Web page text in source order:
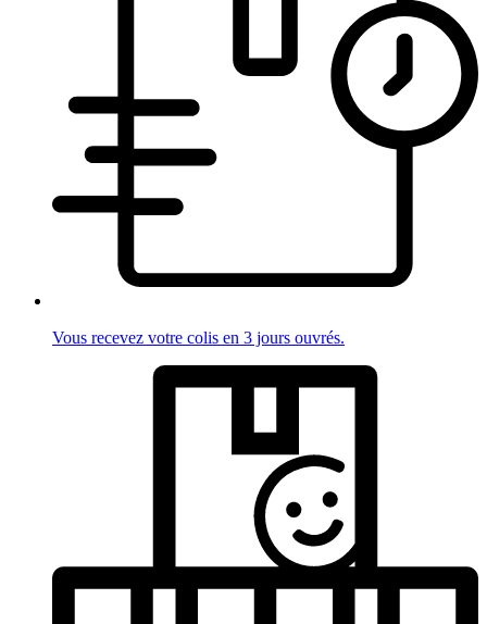
Vous recevez votre colis en 3 jours ouvrés.